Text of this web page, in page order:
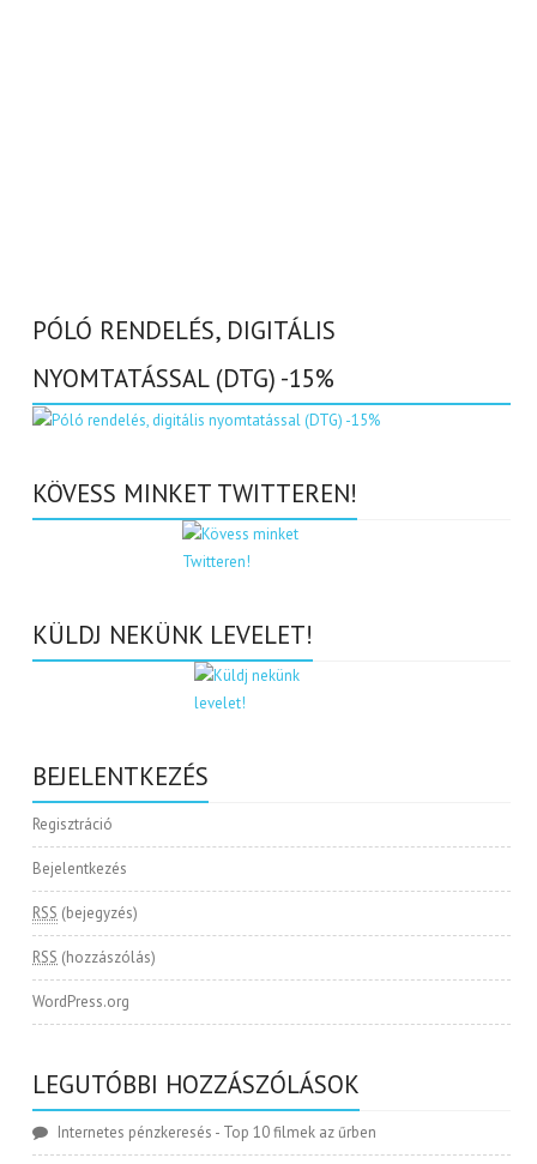
PÓLÓ RENDELÉS, DIGITÁLIS
NYOMTATÁSSAL (DTG) -15%
KÖVESS MINKET TWITTEREN!
KÜLDJ NEKÜNK LEVELET!
BEJELENTKEZÉS
Regisztráció
Bejelentkezés
RSS (bejegyzés)
RSS (hozzászólás)
WordPress.org
LEGUTÓBBI HOZZÁSZÓLÁSOK
Internetes pénzkeresés - Top 10 filmek az űrben